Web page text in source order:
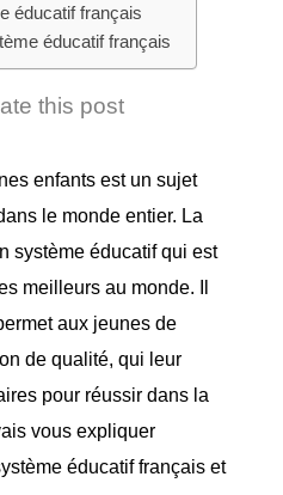
éducatif français
éducatif français
this post
enfants est un sujet
le monde entier. La
système éducatif qui est
meilleurs au monde. Il
aux jeunes de
de qualité, qui leur
pour réussir dans la
vous expliquer
éducatif français et